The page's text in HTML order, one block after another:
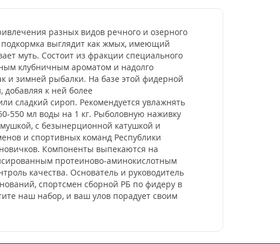
разных видов речного и озерного
выглядит как жмых, имеющий
муть. Состоит из фракции специального
клубничным ароматом и надолго
и зимней рыбалки. На базе этой фидерной
к ней более
сладкий сироп. Рекомендуется увлажнять
550 мл воды на 1 кг. Рыболовную наживку
с безынерционной катушкой и
и спортивных команд Республики
Компоненты выпекаются на
протеиново-аминокислотным
качества. Основатель и руководитель
спортсмен сборной РБ по фидеру в
наш набор, и ваш улов порадует своим